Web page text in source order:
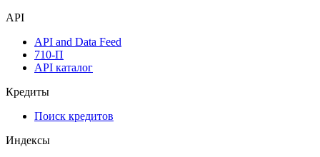
API
API and Data Feed
710-П
API каталог
Кредиты
Поиск кредитов
Индексы